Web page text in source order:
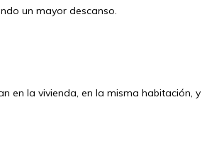
un mayor descanso.
en la vivienda, en la misma habitación,